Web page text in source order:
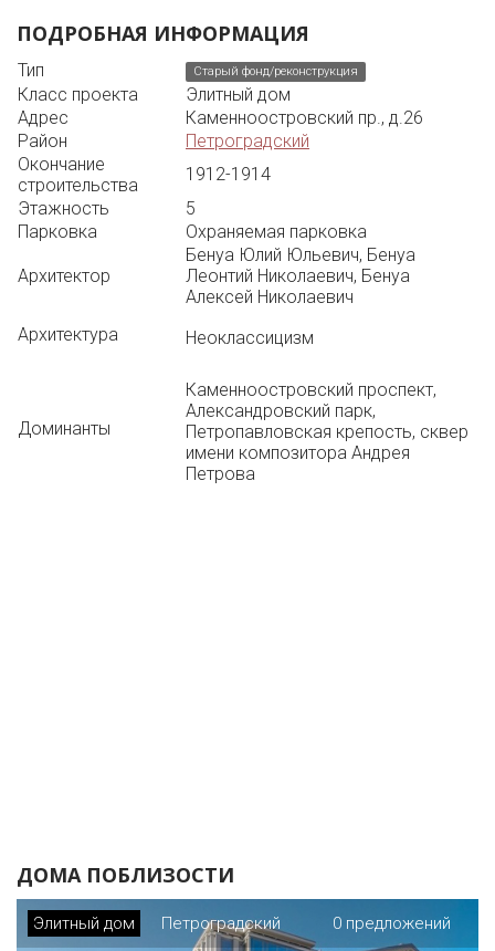
ПОДРОБНАЯ ИНФОРМАЦИЯ
Тип Старый фонд/реконструкция
Класс проекта
Элитный дом
Адрес
Каменноостровский пр., д.26
Район
Петроградский
Окончание
строительства
1912-1914
Этажность
5
Парковка
Охраняемая парковка
Архитектор
Бенуа Юлий Юльевич, Бенуа
Леонтий Николаевич, Бенуа
Алексей Николаевич
Архитектура
Неоклассицизм
Доминанты
Каменноостровский проспект,
Александровский парк,
Петропавловская крепость, сквер
имени композитора Андрея
Петрова
ДОМА ПОБЛИЗОСТИ
Элитный дом Петроградский 0 предложений